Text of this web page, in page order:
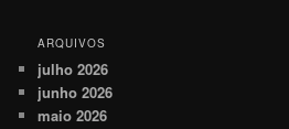
ARQUIVOS
julho 2026
junho 2026
maio 2026